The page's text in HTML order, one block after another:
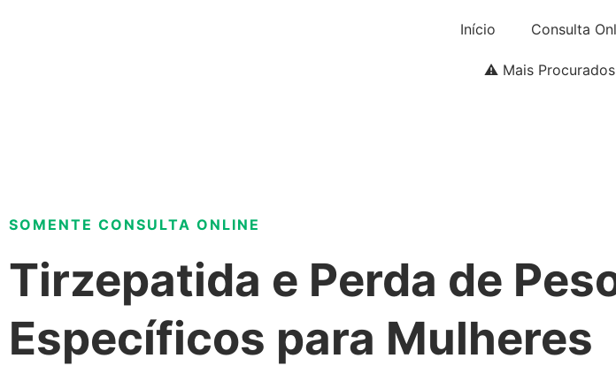
Início Consulta
⚠️ Mais Procurados
SOMENTE CONSULTA ONLINE
Tirzepatida e Perda de
Específicos para Mulheres